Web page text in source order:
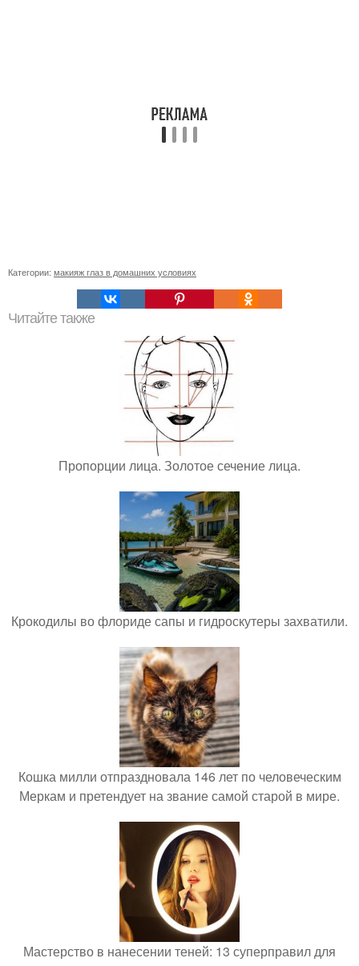
Категории: макияж глаз в домашних условиях
Читайте также
Пропорции лица. Золотое сечение лица.
Крокодилы во флориде сапы и гидроскутеры захватили.
Кошка милли отпраздновала 146 лет по человеческим
Меркам и претендует на звание самой старой в мире.
Мастерство в нанесении теней: 13 суперправил для